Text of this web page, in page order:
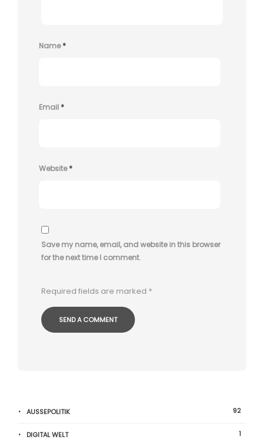
Name*
Email*
Website*
Save my name, email, and website in this browser
for the next time I comment.
Required fields are marked *
AUSSEPOLITIK 92
DIGITAL WELT 1